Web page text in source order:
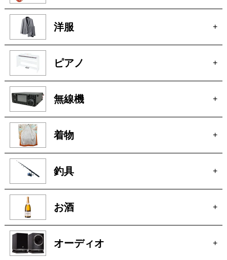
洋服 +
ピアノ +
無線機 +
着物 +
釣具 +
お酒 +
オーディオ +